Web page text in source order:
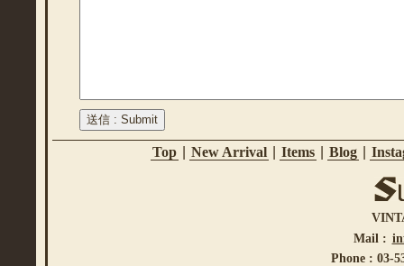
Top New Arrival Items Blog
Mail :
Phone : 03-